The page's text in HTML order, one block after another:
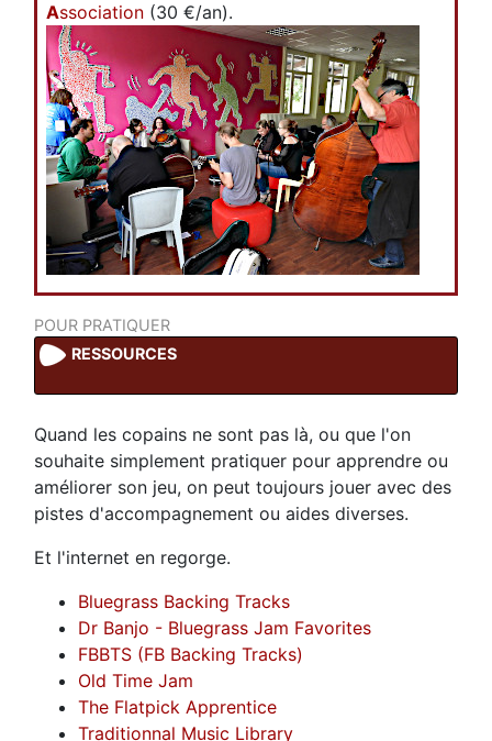
Association (30 €/an).
POUR PRATIQUER
RESSOURCES
Quand les copains ne sont pas là, ou que l'on
souhaite simplement pratiquer pour apprendre ou
améliorer son jeu, on peut toujours jouer avec des
pistes d'accompagnement ou aides diverses.
Et l'internet en regorge.
Bluegrass Backing Tracks
Dr Banjo - Bluegrass Jam Favorites
FBBTS (FB Backing Tracks)
Old Time Jam
The Flatpick Apprentice
Traditionnal Music Library